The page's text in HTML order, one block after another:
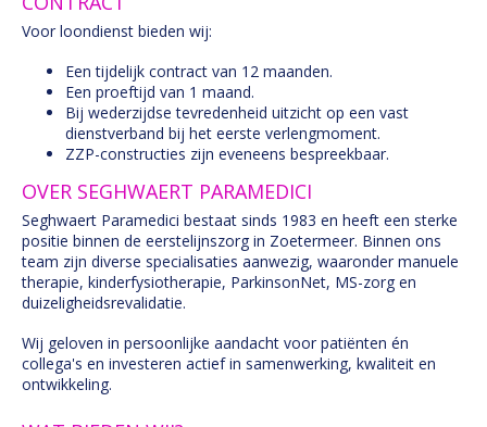
Voor loondienst bieden wij:
Een tijdelijk contract van 12 maanden.
Een proeftijd van 1 maand.
Bij wederzijdse tevredenheid uitzicht op een vast
dienstverband bij het eerste verlengmoment.
ZZP-constructies zijn eveneens bespreekbaar.
OVER SEGHWAERT PARAMEDICI
Seghwaert Paramedici bestaat sinds 1983 en heeft een sterke
positie binnen de eerstelijnszorg in Zoetermeer. Binnen ons
team zijn diverse specialisaties aanwezig, waaronder manuele
therapie, kinderfysiotherapie, ParkinsonNet, MS-zorg en
duizeligheidsrevalidatie.
Wij geloven in persoonlijke aandacht voor patiënten én
collega's en investeren actief in samenwerking, kwaliteit en
ontwikkeling.